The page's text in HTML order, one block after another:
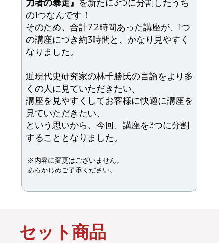
力者の暴走』 を新たに3つに分割したうち
の1つなんです！
そのため、合計7.2時間あった講座が、1つ
の講座につき約3時間と、かなり見やすく
なりました。
近現代史研究家の林千勝氏の言論をより多
くの人に見ていただきたい、
講座を見やすくしてお客様に快適に講座を
見ていただきたい、
という思いから、今回、講座を3つに分割
することとなりました。
※内容に変更はございません。
あらかじめご了承ください。
セット商品